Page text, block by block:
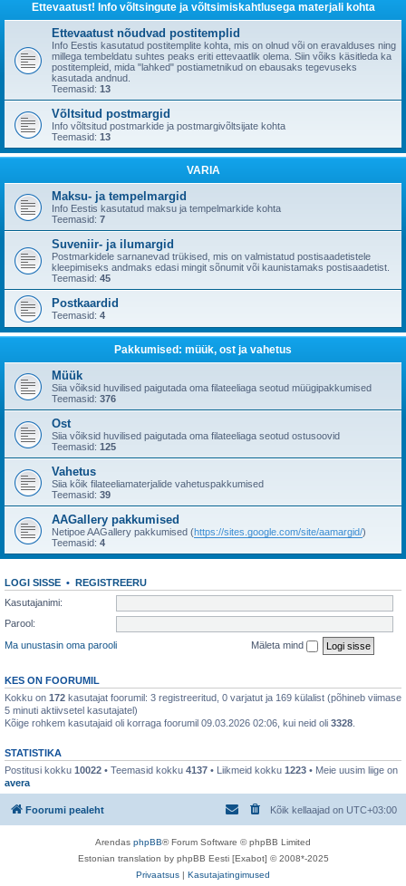
Ettevaatust! Info võltsingute ja võltsimiskahtlusega materjali kohta
Ettevaatust nõudvad postitemplid
Info Eestis kasutatud postitemplite kohta, mis on olnud või on eravalduses ning
millega tembeldatu suhtes peaks eriti ettevaatlik olema. Siin võiks käsitleda ka
postitempleid, mida "lahked" postiametnikud on ebausaks tegevuseks
kasutada andnud.
Teemasid: 13
Võltsitud postmargid
Info võltsitud postmarkide ja postmargivõltsijate kohta
Teemasid: 13
VARIA
Maksu- ja tempelmargid
Info Eestis kasutatud maksu ja tempelmarkide kohta
Teemasid: 7
Suveniir- ja ilumargid
Postmarkidele sarnanevad trükised, mis on valmistatud postisaadetistele
kleepimiseks andmaks edasi mingit sõnumit või kaunistamaks postisaadetist.
Teemasid: 45
Postkaardid
Teemasid: 4
Pakkumised: müük, ost ja vahetus
Müük
Siia võiksid huvilised paigutada oma filateeliaga seotud müügipakkumised
Teemasid: 376
Ost
Siia võiksid huvilised paigutada oma filateeliaga seotud ostusoovid
Teemasid: 125
Vahetus
Siia kõik filateeliamaterjalide vahetuspakkumised
Teemasid: 39
AAGallery pakkumised
Netipoe AAGallery pakkumised (https://sites.google.com/site/aamargid/)
Teemasid: 4
LOGI SISSE • REGISTREERU
Kasutajanimi:
Parool:
Ma unustasin oma parooli
Mäleta mind
KES ON FOORUMIL
Kokku on 172 kasutajat foorumil: 3 registreeritud, 0 varjatut ja 169 külalist (põhineb viimase
5 minuti aktiivsetel kasutajatel)
Kõige rohkem kasutajaid oli korraga foorumil 09.03.2026 02:06, kui neid oli 3328
STATISTIKA
Postitusi kokku 10022 • Teemasid kokku 4137 • Liikmeid kokku 1223 • Meie uusim liige on
avera
Foorumi pealeht Kõik kellaajad on UTC+03:00
Arendas phpBB® Forum Software © phpBB Limited
Estonian translation by phpBB Eesti [Exabot] © 2008*-2025
Privaatsus | Kasutajatingimused